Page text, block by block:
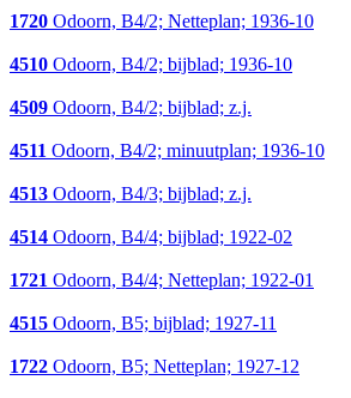
1720 Odoorn, B4/2; Netteplan; 1936-10
4510 Odoorn, B4/2; bijblad; 1936-10
4509 Odoorn, B4/2; bijblad; z.j.
4511 Odoorn, B4/2; minuutplan; 1936-10
4513 Odoorn, B4/3; bijblad; z.j.
4514 Odoorn, B4/4; bijblad; 1922-02
1721 Odoorn, B4/4; Netteplan; 1922-01
4515 Odoorn, B5; bijblad; 1927-11
1722 Odoorn, B5; Netteplan; 1927-12